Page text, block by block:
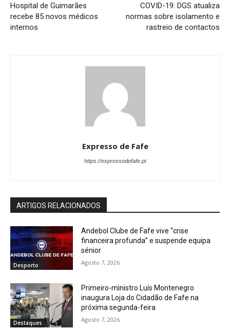
Hospital de Guimarães
recebe 85 novos médicos
internos
COVID-19: DGS atualiza
normas sobre isolamento e
rastreio de contactos
Expresso de Fafe
https://expressodefafe.pt
ARTIGOS RELACIONADOS
Desporto
Andebol Clube de Fafe vive “crise
financeira profunda” e suspende equipa
sénior
Agosto 7, 2026
Destaques
Primeiro-ministro Luís Montenegro
inaugura Loja do Cidadão de Fafe na
próxima segunda-feira
Agosto 7, 2026